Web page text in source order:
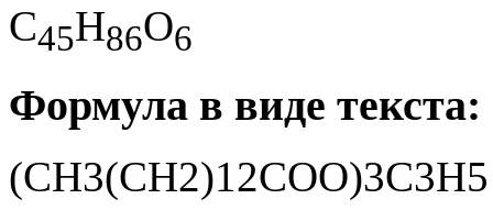
C45H86O6
Формула в виде текста:
(CH3(CH2)12COO)3C3H5